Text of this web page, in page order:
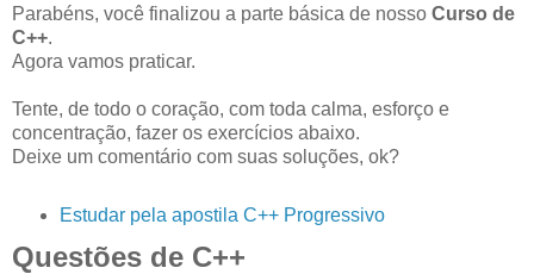
Parabéns, você finalizou a parte básica de nosso Curso de
C++.
Agora vamos praticar.
Tente, de todo o coração, com toda calma, esforço e
concentração, fazer os exercícios abaixo.
Deixe um comentário com suas soluções, ok?
Estudar pela apostila C++ Progressivo
Questões de C++